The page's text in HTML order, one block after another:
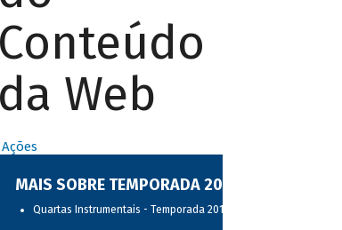
Conteúdo
da Web
Ações
MAIS SOBRE TEMPORADA 2017
Quartas Instrumentais - Temporada 2017